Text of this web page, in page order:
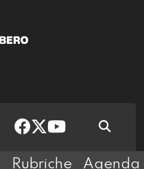
Rubriche Agenda